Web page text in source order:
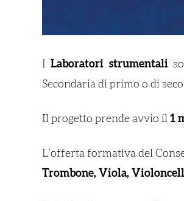
ILaboratori strumentali
Secondaria di primo o di
Il progetto prende avvio il 1
L’offerta formativa del
Trombone, Viola,